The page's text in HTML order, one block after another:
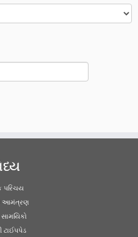
પરિચય
આમંત્રણ
ટાઈપપેડ